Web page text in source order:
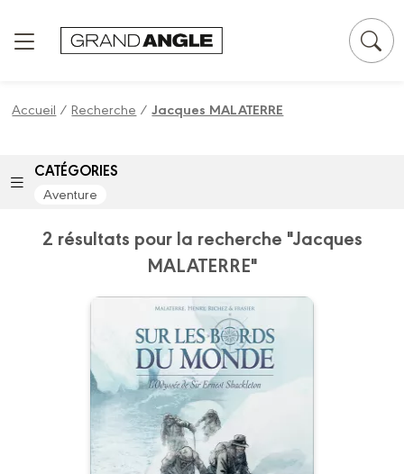
Accueil /Recherche /Jacques MALATERRE
CATÉGORIES
Aventure
2 résultats pour la recherche "Jacques
MALATERRE"
Sur les bords du
monde :
L'Odyssée de Sir
Ernest Shackleton
Vol. 02/2